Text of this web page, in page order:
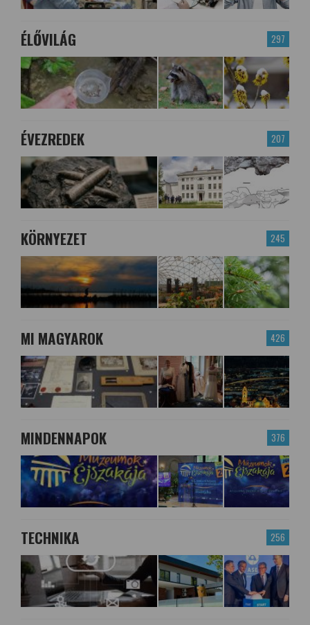
297
ÉLŐVILÁG
207
ÉVEZREDEK
245
KÖRNYEZET
426
MI MAGYAROK
376
MINDENNAPOK
256
TECHNIKA